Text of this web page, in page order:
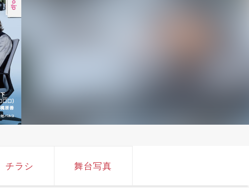
チラシ 舞台写真